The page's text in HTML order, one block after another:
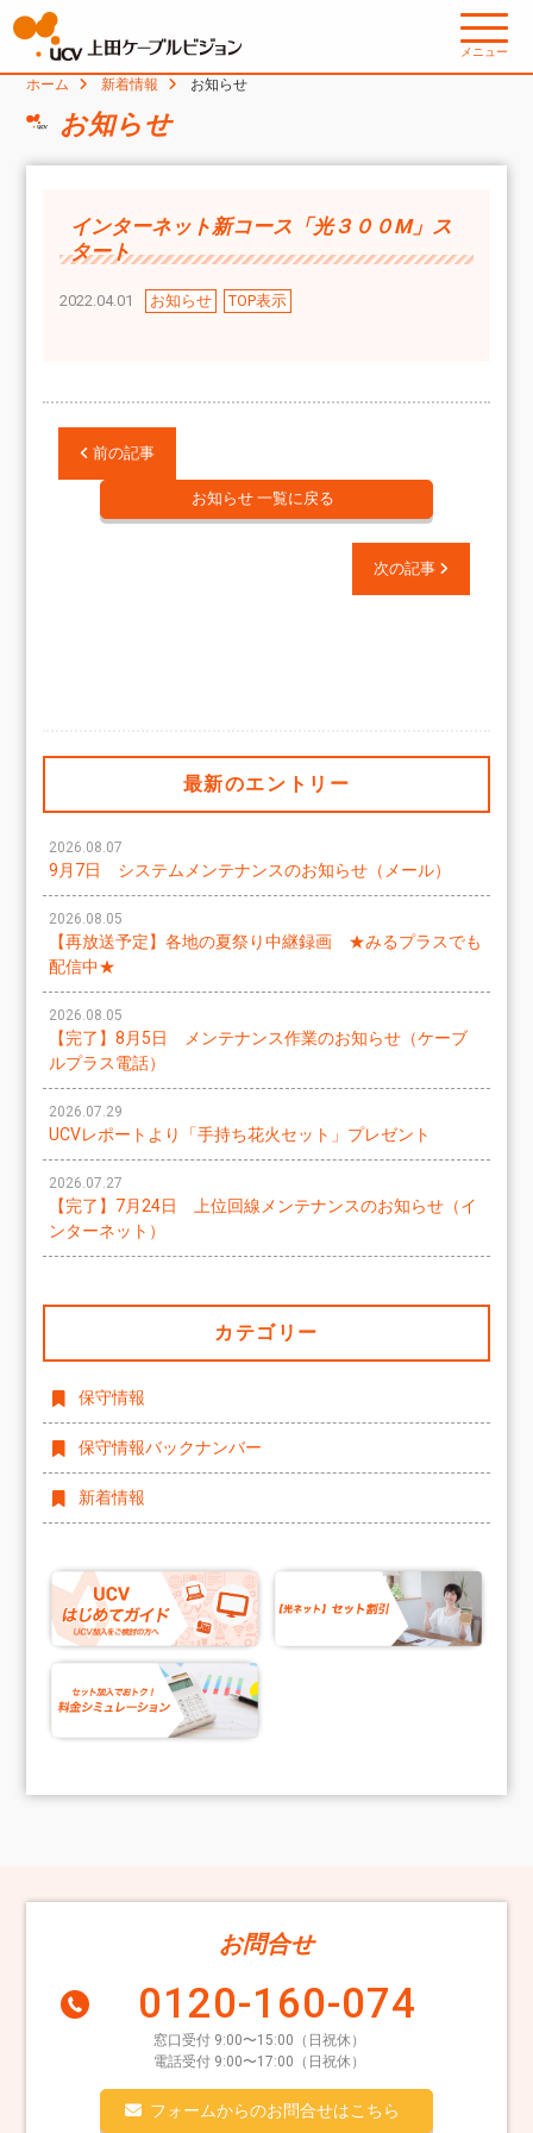
メニュー
ホーム 新着情報 お知らせ
お知らせ
インターネット新コース「光３００M」ス
タート
2022.04.01 お知らせ TOP表示
前の記事
お知らせ 一覧に戻る
次の記事
最新のエントリー
2026.08.07
9月7日 システムメンテナンスのお知らせ（メール）
2026.08.05
【再放送予定】各地の夏祭り中継録画 ★みるプラスでも
配信中★
2026.08.05
【完了】8月5日 メンテナンス作業のお知らせ（ケーブ
ルプラス電話）
2026.07.29
UCVレポートより「手持ち花火セット」プレゼント
2026.07.27
【完了】7月24日 上位回線メンテナンスのお知らせ（イ
ンターネット）
カテゴリー
保守情報
保守情報バックナンバー
新着情報
お問合せ
0120-160-074
窓口受付 9:00〜15:00（日祝休）
電話受付 9:00〜17:00（日祝休）
フォームからのお問合せはこちら